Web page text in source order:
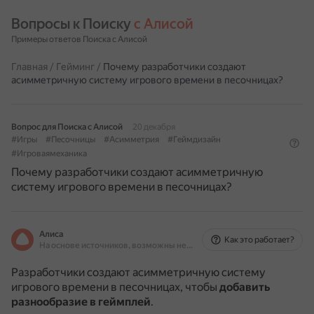
Вопросы к Поиску с Алисой
Примеры ответов Поиска с Алисой
Главная / Гейминг / Почему разработчики создают
асимметричную систему игрового времени в песочницах?
Вопрос для Поиска с Алисой
20 декабря
#Игры
#Песочницы #Асимметрия
#Геймдизайн
#Игроваямеханика
Почему разработчики создают асимметричную
систему игрового времени в песочницах?
Алиса
На основе источников, возможны неточности
Как это работает?
Разработчики создают асимметричную систему
игрового времени в песочницах, чтобы добавить
разнообразие в геймплей.